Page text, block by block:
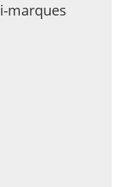
marques